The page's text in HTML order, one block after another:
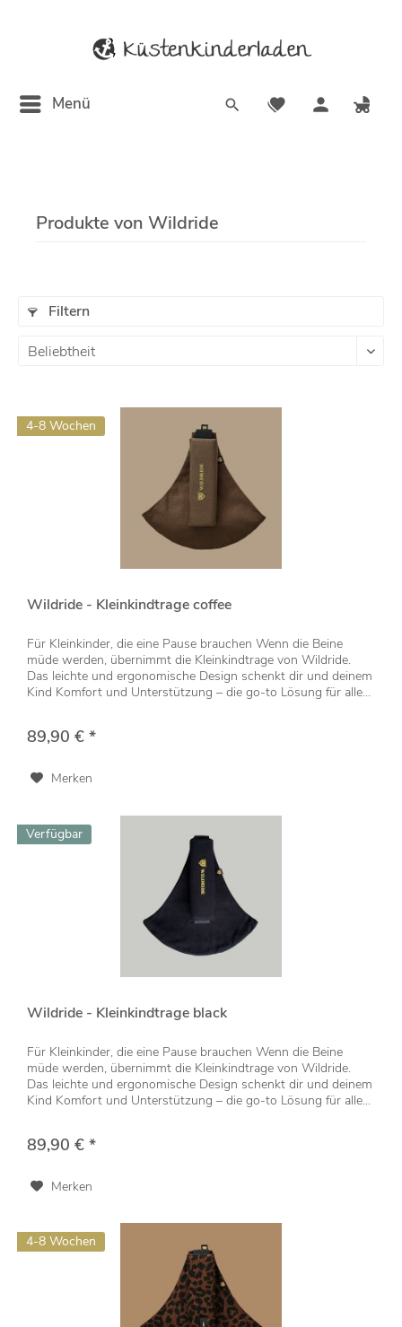
Menü
Produkte von Wildride
Filtern
4-8 Wochen
Wildride - Kleinkindtrage coffee
Für Kleinkinder, die eine Pause brauchen Wenn die Beine
müde werden, übernimmt die Kleinkindtrage von Wildride.
Das leichte und ergonomische Design schenkt dir und deinem
Kind Komfort und Unterstützung – die go-to Lösung für alle...
89,90 € *
Merken
Verfügbar
Wildride - Kleinkindtrage black
Für Kleinkinder, die eine Pause brauchen Wenn die Beine
müde werden, übernimmt die Kleinkindtrage von Wildride.
Das leichte und ergonomische Design schenkt dir und deinem
Kind Komfort und Unterstützung – die go-to Lösung für alle...
89,90 € *
Merken
4-8 Wochen